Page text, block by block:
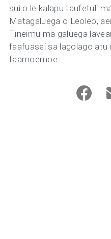
sui o le kalapu taufetuli
Matagaluega o Leoleo,
Tineimu ma galuega
faafuasei sa lagolago atu
faamoemoe.